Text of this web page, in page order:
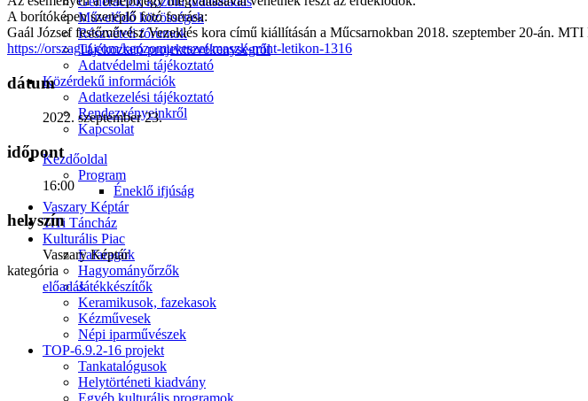
Művelődő közösségek
Részvételi fórumok
Tájékoztató projekttevékenységről
Adatvédelmi tájékoztató
Közérdekű információk
Adatkezelési tájékoztató
Rendezvényeinkről
Kapcsolat
Kezdőoldal
Program
Éneklő ifjúság
Vaszary Képtár
TiTi Táncház
Kulturális Piac
Fafaragók
Hagyományőrzők
Játékkészítők
Keramikusok, fazekasok
Kézművesek
Népi iparművészek
TOP-6.9.2-16 projekt
Tankatalógusok
Helytörténeti kiadvány
Egyéb kulturális programok
A borítóképen szereplő fotó forrása:
Gaál József festőművész Vezeklés kora című kiállításán a Műcsarnokban 2018. szeptember 20-án.
https://orszagut.com/kepzomuveszet/maszk-mint-letikon-1316
dátum
2022. szeptember 23.
időpont
16:00
helyszín
Vaszary Képtár
kategória
előadás